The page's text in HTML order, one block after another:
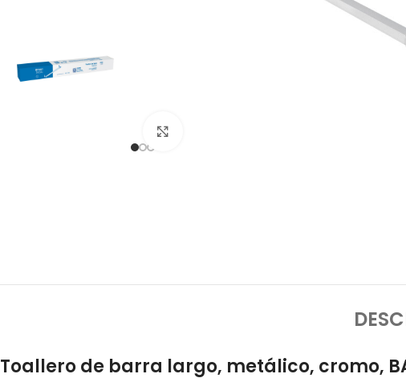
Toallero de barra largo, metálico, cromo,